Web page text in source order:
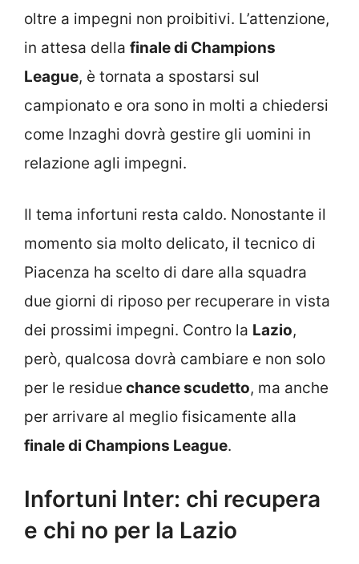
oltre a impegni non proibitivi. L’attenzione,
in attesa della finale di Champions
League, è tornata a spostarsi sul
campionato e ora sono in molti a chiedersi
come Inzaghi dovrà gestire gli uomini in
relazione agli impegni.
Il tema infortuni resta caldo. Nonostante il
momento sia molto delicato, il tecnico di
Piacenza ha scelto di dare alla squadra
due giorni di riposo per recuperare in vista
dei prossimi impegni. Contro la Lazio,
però, qualcosa dovrà cambiare e non solo
per le residue chance scudetto, ma anche
per arrivare al meglio fisicamente alla
finale di Champions League.
Infortuni Inter: chi recupera
e chi no per la Lazio